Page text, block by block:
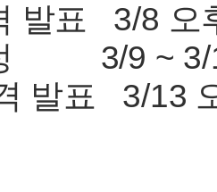
발표 3/8 오
3/9 ~ 3/
발표 3/13